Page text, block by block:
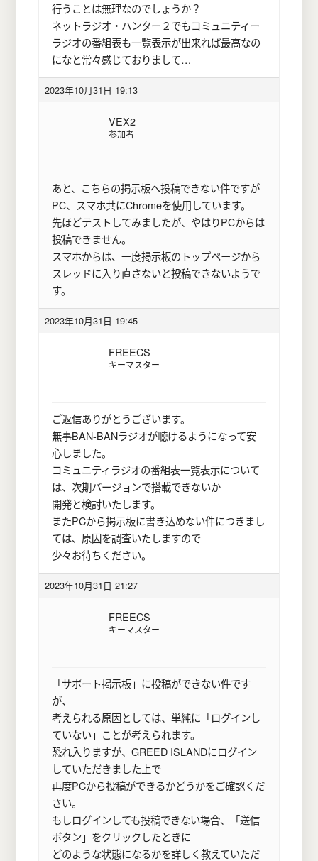
行うことは無理なのでしょうか？
ネットラジオ・ハンター２でもコミュニティー
ラジオの番組表も一覧表示が出来れば最高なの
になと常々感じておりまして…
2023年10月31日 19:13
VEX2
参加者
あと、こちらの掲示板へ投稿できない件ですが
PC、スマホ共にChromeを使用しています。
先ほどテストしてみましたが、やはりPCからは
投稿できません。
スマホからは、一度掲示板のトップページから
スレッドに入り直さないと投稿できないようで
す。
2023年10月31日 19:45
FREECS
キーマスター
ご返信ありがとうございます。
無事BAN-BANラジオが聴けるようになって安
心しました。
コミュニティラジオの番組表一覧表示について
は、次期バージョンで搭載できないか
開発と検討いたします。
またPCから掲示板に書き込めない件につきまし
ては、原因を調査いたしますので
少々お待ちください。
2023年10月31日 21:27
FREECS
キーマスター
「サポート掲示板」に投稿ができない件です
が、
考えられる原因としては、単純に「ログインし
ていない」ことが考えられます。
恐れ入りますが、GREED ISLANDにログイン
していただきました上で
再度PCから投稿ができるかどうかをご確認くだ
さい。
もしログインしても投稿できない場合、「送信
ボタン」をクリックしたときに
どのような状態になるかを詳しく教えていただ